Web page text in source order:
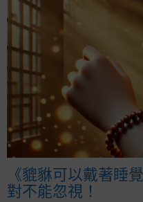
《貔貅可以戴著睡
對不能忽視！